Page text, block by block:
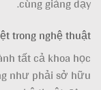
cùng giảng dạy.
trong nghệ thuật
tất cả khoa học
như phải sở hữu